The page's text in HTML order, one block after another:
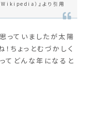
Wikipedia）』より引用
っていましたが太陽
ちょっとむづかしく
てどんな年になると